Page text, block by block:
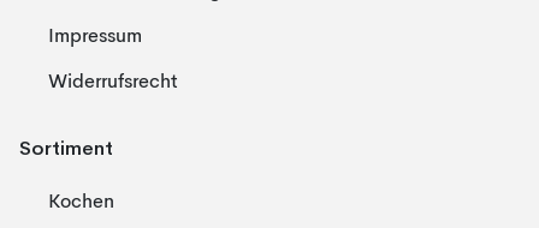
Impressum
Widerrufsrecht
Sortiment
Kochen